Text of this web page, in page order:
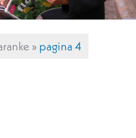
»pagina 4